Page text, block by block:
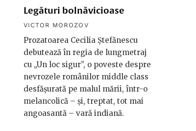
Legături bolnăvicioase
VICTOR MOROZOV
Prozatoarea Cecilia Ștefănescu
debutează în regia de lungmetraj
cu „Un loc sigur”, o poveste despre
nevrozele românilor middle class
desfășurată pe malul mării, într-o
melancolică – și, treptat, tot mai
angoasantă – vară indiană.